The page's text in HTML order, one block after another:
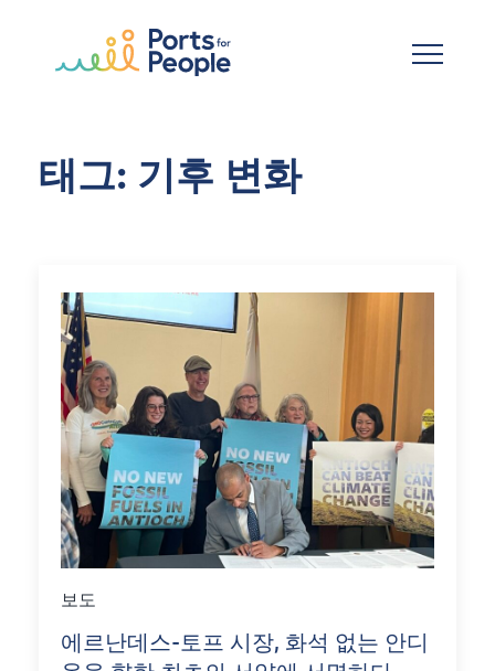
태그: 기후 변화
보도
에르난데스-토프 시장, 화석 없는 안디